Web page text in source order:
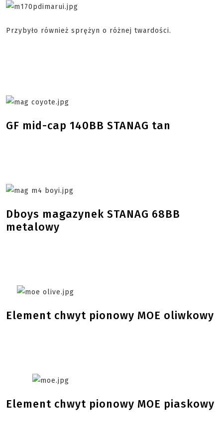
Przybyło również sprężyn o różnej twardości.
GF mid-cap 140BB STANAG tan
Dboys magazynek STANAG 68BB
metalowy
Element chwyt pionowy MOE oliwkowy
Element chwyt pionowy MOE piaskowy